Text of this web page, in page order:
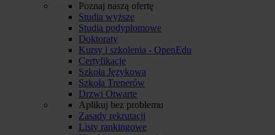
Poznaj naszą ofertę
Studia wyższe
Studia podyplomowe
Doktoraty
Kursy i szkolenia - OpenEdu
Certyfikacje
Szkoła Językowa
Szkoła Trenerów
Drzwi Otwarte
Aplikuj bez problemu
Zasady rekrutacji
Listy rankingowe